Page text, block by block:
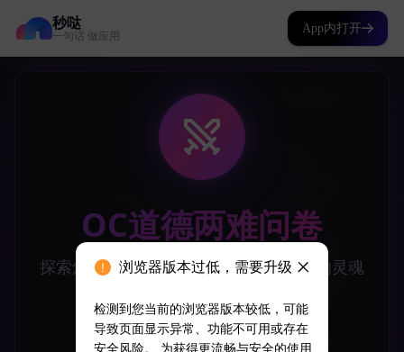
秒哒
一句话 做应用
App内打开
浏览器版本过低，需要升级
检测到您当前的浏览器版本较低，可能
导致页面显示异常、功能不可用或存在
安全风险。 为获得更流畅与安全的使用